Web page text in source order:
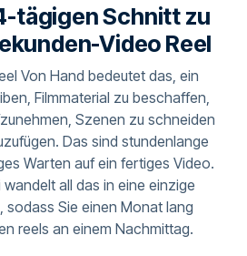
tägigen Schnitt zu
Video Reel
Von Hand bedeutet das, ein
Filmmaterial zu beschaffen,
Szenen zu schneiden
Das sind stundenlange
Warten auf ein fertiges Video.
all das in eine einzige
sodass Sie einen Monat lang
reels an einem Nachmittag.